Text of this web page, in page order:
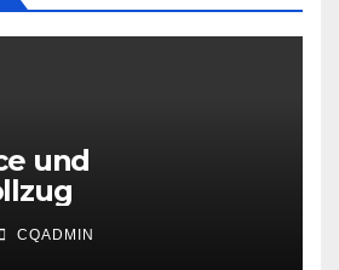
und
CQADMIN